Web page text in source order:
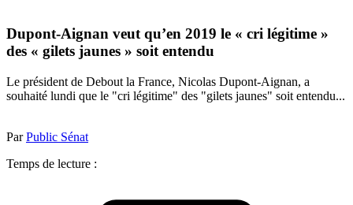
Dupont-Aignan veut qu’en 2019 le « cri légitime »
des « gilets jaunes » soit entendu
Le président de Debout la France, Nicolas Dupont-Aignan, a
souhaité lundi que le "cri légitime" des "gilets jaunes" soit entendu...
ParPublic Sénat
Temps de lecture :